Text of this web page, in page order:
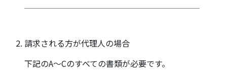
請求される方が代理人の場合
下記のA～Cのすべての書類が必要です。